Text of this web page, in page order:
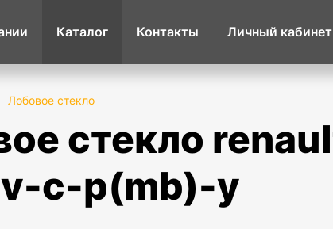
Каталог Контакты Личный кабинет
Лобовое стекло
c-p(mb)-y